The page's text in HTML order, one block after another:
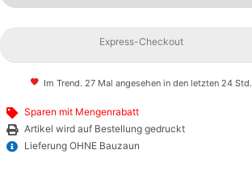
Express-Checkout
Im Trend. 27 Mal angesehen in den letzten 24 Std.
Sparen mit Mengenrabatt
Artikel wird auf Bestellung gedruckt
Lieferung OHNE Bauzaun